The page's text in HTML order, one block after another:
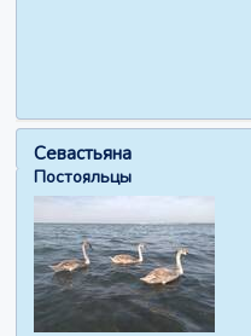
Севастьяна
Постояльцы